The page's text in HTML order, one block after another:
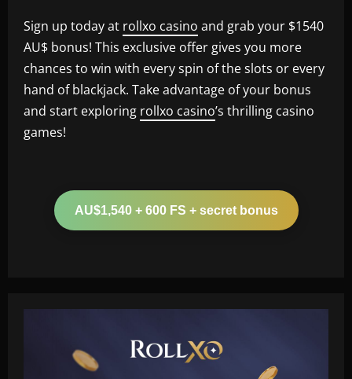
Sign up today at rollxo casino and grab your $1540
AU$ bonus! This exclusive offer gives you more
chances to win with every spin of the slots or every
hand of blackjack. Take advantage of your bonus
and start exploring rollxo casino’s thrilling casino
games!
AU$1,540 + 600 FS + secret bonus